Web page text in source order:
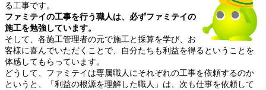
る工事です。
ファミテイの工事を行う職人は、必ずファミテイの
施工を勉強しています。
そして、各施工管理者の元で施工と採算を学び、お
客様に喜んでいただくことで、自分たちも利益を得るということを
体感してもらっています。
どうして、ファミテイは専属職人にそれぞれの工事を依頼するのか
というと、「利益の根源を理解した職人」は、次も仕事を依頼して